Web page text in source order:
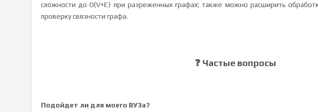
сложности до O(V+E) при разреженных графах; также можно расширить
проверку связности графа.
❓ Частые вопросы
Подойдет ли для моего ВУЗа?